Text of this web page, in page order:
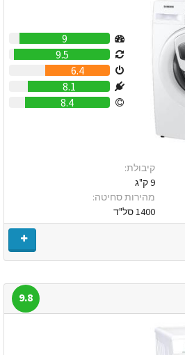
9
9.5
6.4
8.1
8.4
קיבולת:
9 ק"ג
מהירות סחיטה:
1400 סל"ד
9.8